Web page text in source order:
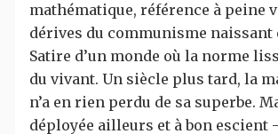
mathématique, référence à peine
dérives du communisme naissant
Satire d’un monde où la norme
du vivant. Un siècle plus tard, la
n’a en rien perdu de sa superbe.
déployée ailleurs et à bon